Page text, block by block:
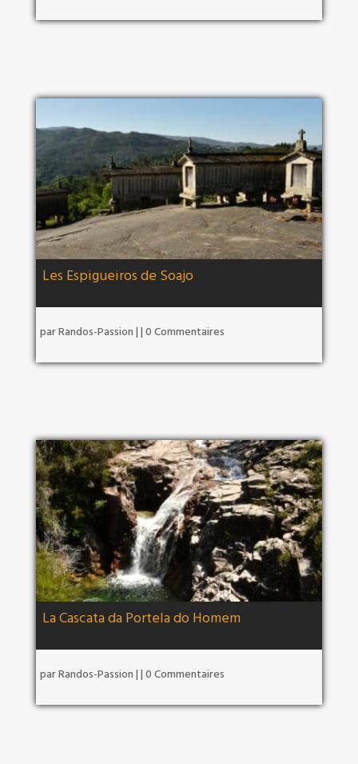
Les Espigueiros de Soajo
parRandos-Passion | | 0 Commentaires
La Cascata da Portela do Homem
parRandos-Passion | | 0 Commentaires